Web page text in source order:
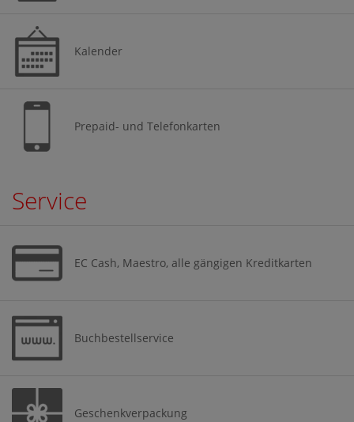
Kalender
Prepaid- und Telefonkarten
Service
EC Cash, Maestro, alle gängigen Kreditkarten
Buchbestellservice
Geschenkverpackung